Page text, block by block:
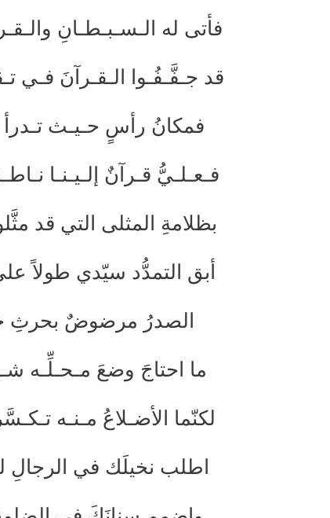
فأتى له الـسـبـطـانِ
قد جـفَّـفُـوا الـقـرآنَ فـي
فمكانُ رأسٍ حـيـث تـدرأ
فـعـلـيُّ قـرآنٌ إلـيـنـا
بظلامةِ المثلى التي قد
أبق التمدُّد سيّدي طولاً
الصدرُ مرضوضٌ بحرثِ
ما احتاجَ وضعَ مـحـلِّـه
لكنّما الأضـلاعُ مـنـه
اطلب نخيلَك في الرجالِ